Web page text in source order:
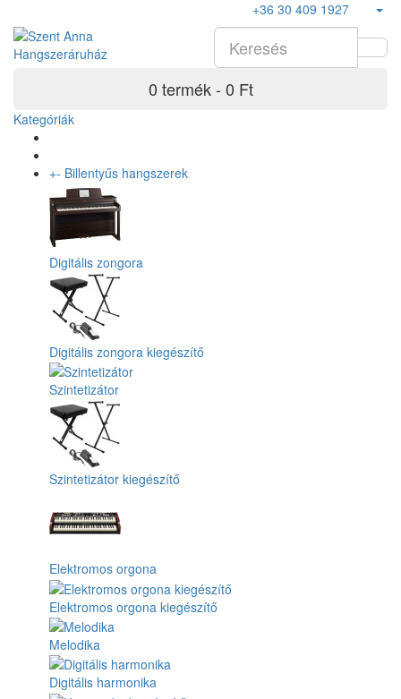
+36 30 409 1927
0 termék - 0 Ft
Kategóriák
+- Billentyűs hangszerek
Digitális zongora
Digitális zongora kiegészítő
Szintetizátor
Szintetizátor kiegészítő
Elektromos orgona
Elektromos orgona kiegészítő
Melodika
Digitális harmonika